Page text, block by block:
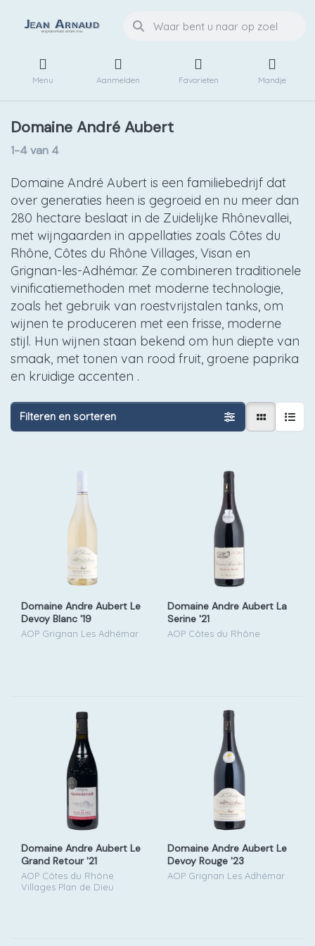
Menu Aanmelden Favorieten Mandje
Domaine André Aubert
1-4van 4
Domaine André Aubert is een familiebedrijf dat
over generaties heen is gegroeid en nu meer dan
280 hectare beslaat in de Zuidelijke Rhônevallei,
met wijngaarden in appellaties zoals Côtes du
Rhône, Côtes du Rhône Villages, Visan en
Grignan-les-Adhémar. Ze combineren traditionele
vinificatiemethoden met moderne technologie,
zoals het gebruik van roestvrijstalen tanks, om
wijnen te produceren met een frisse, moderne
stijl. Hun wijnen staan bekend om hun diepte van
smaak, met tonen van rood fruit, groene paprika
en kruidige accenten .
Filteren en sorteren
Domaine Andre Aubert Le
Devoy Blanc '19
AOP Grignan Les Adhémar
Domaine Andre Aubert La
Serine '21
AOP Côtes du Rhône
Domaine Andre Aubert Le
Grand Retour '21
AOP Côtes du Rhône
Villages Plan de Dieu
Domaine Andre Aubert Le
Devoy Rouge '23
AOP Grignan Les Adhémar